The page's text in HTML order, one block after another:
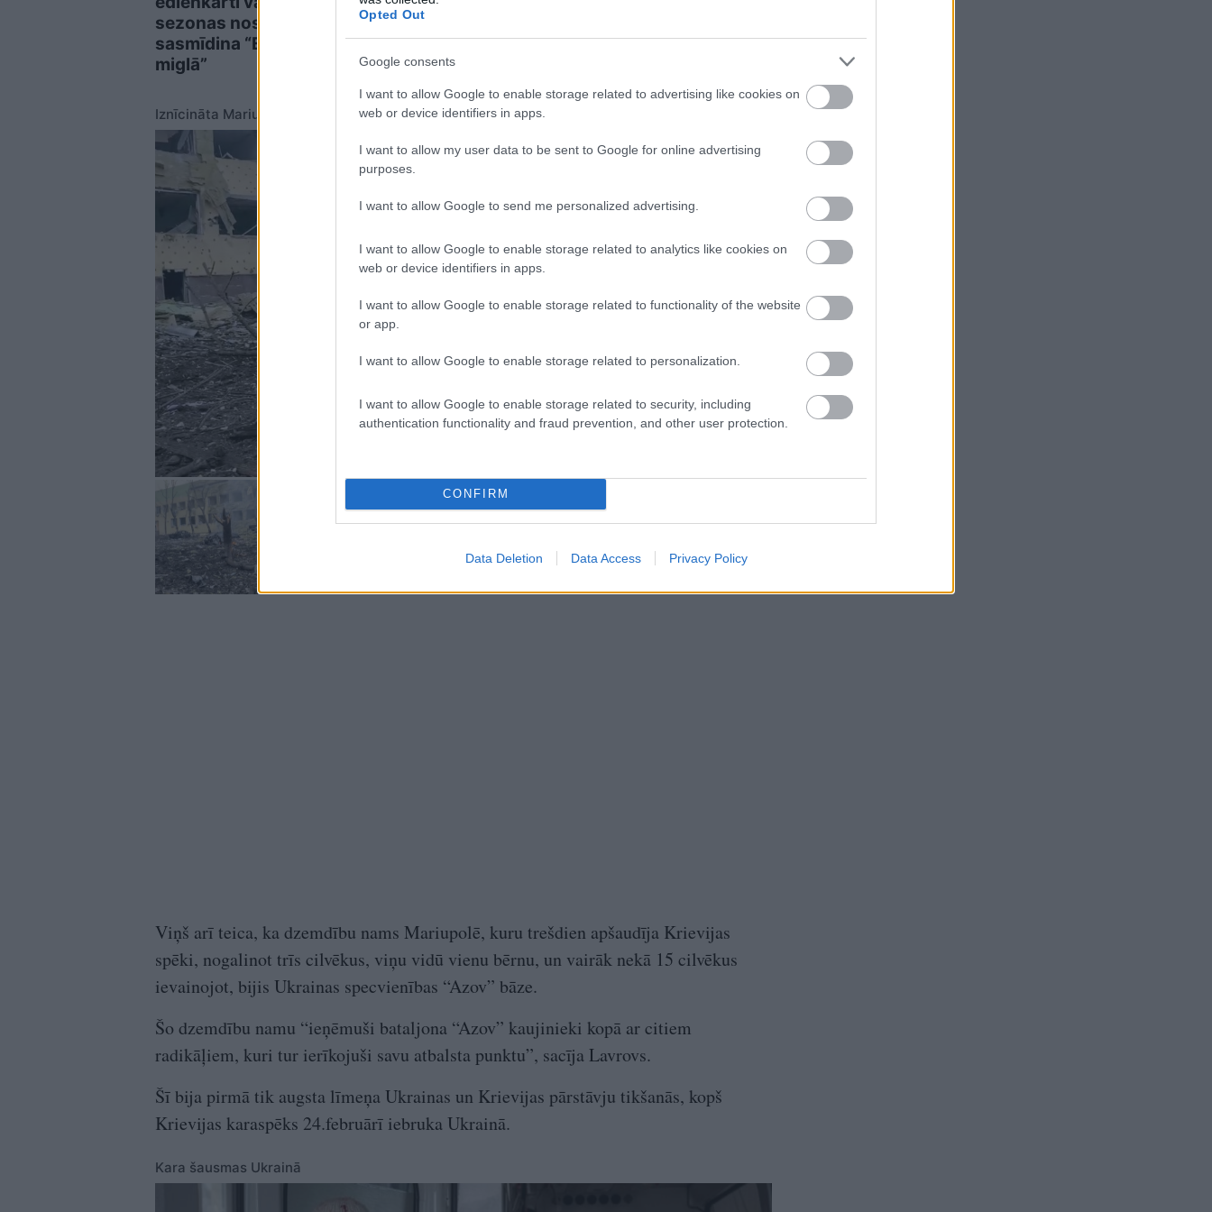
Opted Out
Google consents
I want to allow Google to enable storage related to advertising like cookies on
web or device identifiers in apps.
I want to allow my user data to be sent to Google for online advertising
purposes.
I want to allow Google to send me personalized advertising.
I want to allow Google to enable storage related to analytics like cookies on
web or device identifiers in apps.
I want to allow Google to enable storage related to functionality of the website
or app.
I want to allow Google to enable storage related to personalization.
I want to allow Google to enable storage related to security, including
authentication functionality and fraud prevention, and other user protection.
CONFIRM
Data Deletion Data Access Privacy Policy
sezonas noslēgumā
sasmīdina “Ezītis
miglā”
Iznīcināta Mariupoles slimnīca
Viņš arī teica, ka dzemdību nams Mariupolē, kuru trešdien apšaudīja Krievijas
spēki, nogalinot trīs cilvēkus, viņu vidū vienu bērnu, un vairāk nekā 15 cilvēkus
ievainojot, bijis Ukrainas specvienības “Azov” bāze.
Šo dzemdību namu “ieņēmuši bataljona “Azov” kaujinieki kopā ar citiem
radikāļiem, kuri tur ierīkojuši savu atbalsta punktu”, sacīja Lavrovs.
Šī bija pirmā tik augsta līmeņa Ukrainas un Krievijas pārstāvju tikšanās, kopš
Krievijas karaspēks 24.februārī iebruka Ukrainā.
Kara šausmas Ukrainā